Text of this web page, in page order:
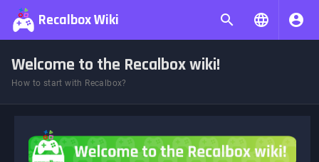
Recalbox Wiki
Welcome to the Recalbox wiki!
How to start with Recalbox?